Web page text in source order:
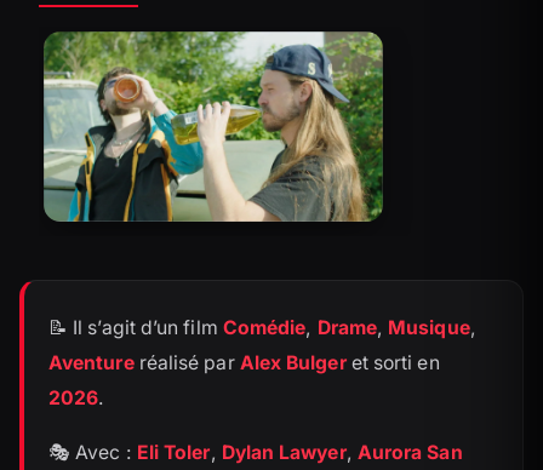
📝 Il s’agit d’un film Comédie, Drame, Musique,
Aventureréalisé par Alex Bulgeret sorti en
2026.
🎭 Avec : Eli Toler, Dylan Lawyer, Aurora San